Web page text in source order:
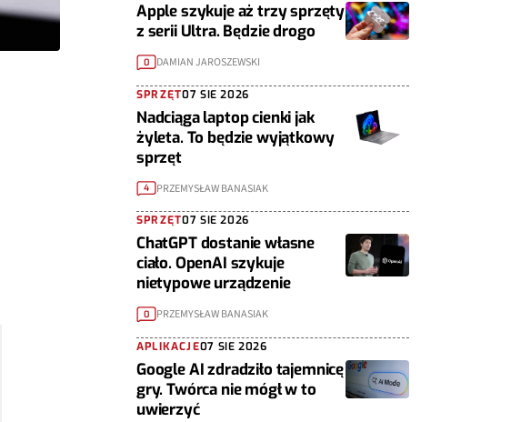
Apple szykuje aż trzy sprzęty
z serii Ultra. Będzie drogo
0 DAMIAN JAROSZEWSKI
SPRZĘT07 SIE 2026
Nadciąga laptop cienki jak
żyleta. To będzie wyjątkowy
sprzęt
4 PRZEMYSŁAW BANASIAK
SPRZĘT07 SIE 2026
ChatGPT dostanie własne
ciało. OpenAI szykuje
nietypowe urządzenie
0 PRZEMYSŁAW BANASIAK
APLIKACJE07 SIE 2026
Google AI zdradziło tajemnicę
gry. Twórca nie mógł w to
uwierzyć